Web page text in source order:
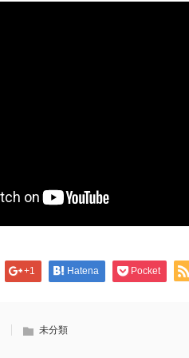
+1 Hatena Pocket
未分類